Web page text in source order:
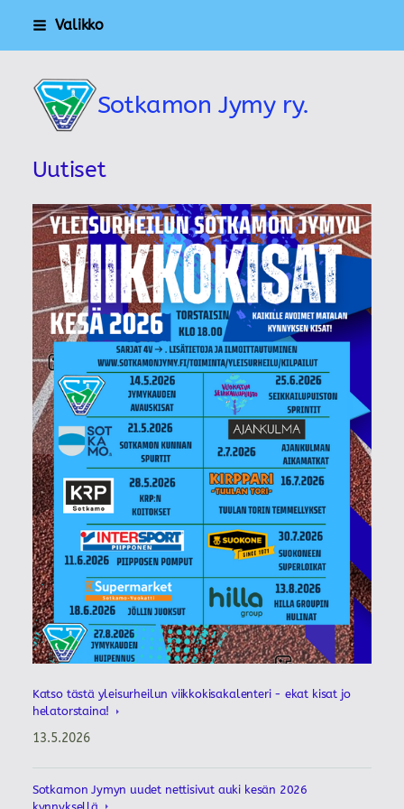
Siirry
Valikko
Sotkamon Jymy ry.
Uutiset
Katso tästä yleisurheilun viikkokisakalenteri - ekat kisat jo
helatorstaina!
13.5.2026
Sotkamon Jymyn uudet nettisivut auki kesän 2026